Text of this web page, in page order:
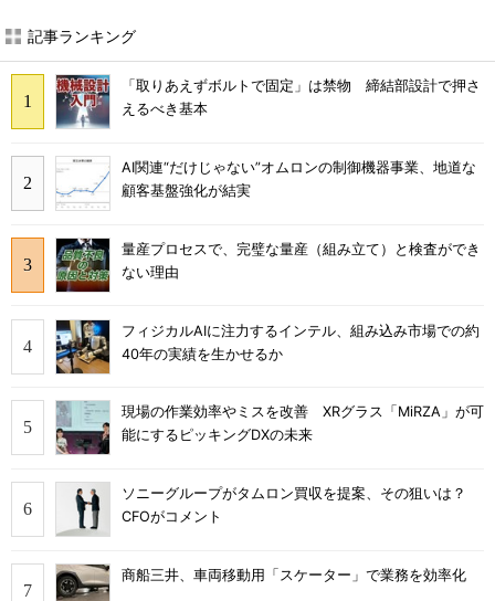
記事ランキング
「取りあえずボルトで固定」は禁物 締結部設計で押さ
えるべき基本
AI関連“だけじゃない”オムロンの制御機器事業、地道な
顧客基盤強化が結実
量産プロセスで、完璧な量産（組み立て）と検査ができ
ない理由
フィジカルAIに注力するインテル、組み込み市場での約
40年の実績を生かせるか
現場の作業効率やミスを改善 XRグラス「MiRZA」が可
能にするピッキングDXの未来
ソニーグループがタムロン買収を提案、その狙いは？
CFOがコメント
商船三井、車両移動用「スケーター」で業務を効率化